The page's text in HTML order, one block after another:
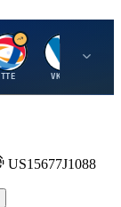
T
TTE VK.PA
US15677J1088